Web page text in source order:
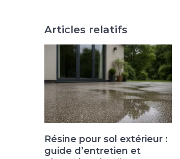
Articles relatifs
Résine pour sol extérieur :
guide d’entretien et